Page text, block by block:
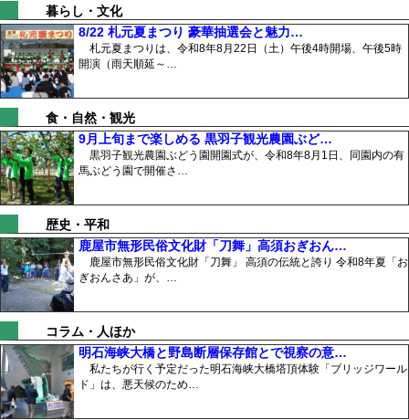
暮らし・文化
8/22 札元夏まつり 豪華抽選会と魅力…
札元夏まつりは、令和8年8月22日（土）午後4時開場、午後5時
開演（雨天順延～…
食・自然・観光
9月上旬まで楽しめる 黒羽子観光農園ぶど…
黒羽子観光農園ぶどう園開園式が、令和8年8月1日、同園内の有
馬ぶどう園で開催さ…
歴史・平和
鹿屋市無形民俗文化財「刀舞」高須おぎおん…
鹿屋市無形民俗文化財「刀舞」 高須の伝統と誇り 令和8年夏「お
ぎおんさあ」が、…
コラム・人ほか
明石海峡大橋と野島断層保存館とで視察の意…
私たちが行く予定だった明石海峡大橋塔頂体験「ブリッジワール
ド」は、悪天候のため…